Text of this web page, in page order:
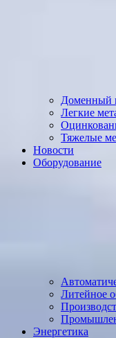
Доменный
Легкие
Тяжелые
Новости
Оборудование
Литейное
Энергетика